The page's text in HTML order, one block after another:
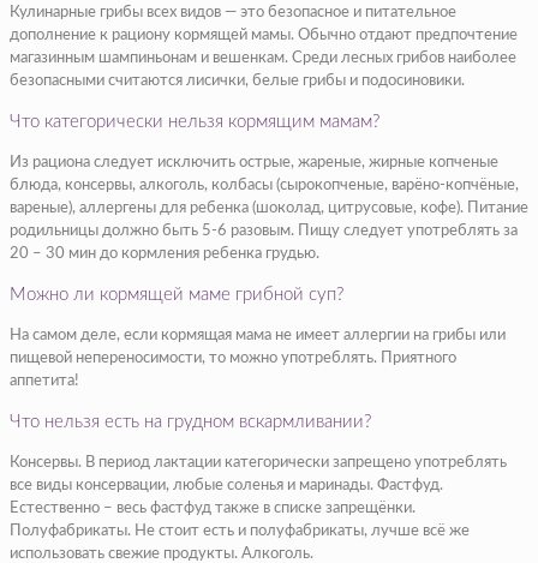
Кулинарные грибы всех видов — это безопасное и питательное
дополнение к рациону кормящей мамы. Обычно отдают предпочтение
магазинным шампиньонам и вешенкам. Среди лесных грибов наиболее
безопасными считаются лисички, белые грибы и подосиновики.
Что категорически нельзя кормящим мамам?
Из рациона следует исключить острые, жареные, жирные копченые
блюда, консервы, алкоголь, колбасы (сырокопченые, варёно-копчёные,
вареные), аллергены для ребенка (шоколад, цитрусовые, кофе). Питание
родильницы должно быть 5-6 разовым. Пищу следует употреблять за
20 – 30 мин до кормления ребенка грудью.
Можно ли кормящей маме грибной суп?
На самом деле, если кормящая мама не имеет аллергии на грибы или
пищевой непереносимости, то можно употреблять. Приятного
аппетита!
Что нельзя есть на грудном вскармливании?
Консервы. В период лактации категорически запрещено употреблять
все виды консервации, любые соленья и маринады. Фастфуд.
Естественно – весь фастфуд также в списке запрещёнки.
Полуфабрикаты. Не стоит есть и полуфабрикаты, лучше всё же
использовать свежие продукты. Алкоголь.